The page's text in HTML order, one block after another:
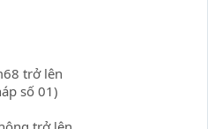
trở lên
số 01)